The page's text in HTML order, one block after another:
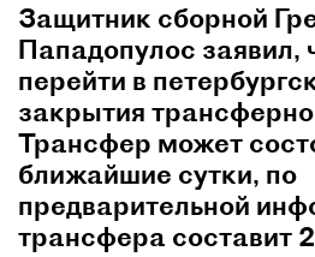
Защитник сборной
Пападопулос заявил,
перейти в
закрытия
Трансфер может
ближайшие сутки, по
предварительной
трансфера составит